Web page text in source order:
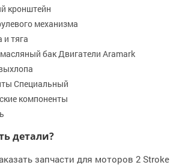
кронштейн
механизма
и тяга
бак Двигатели Aramark
Специальный
компоненты
детали?
запчасти для моторов 2 Stroke